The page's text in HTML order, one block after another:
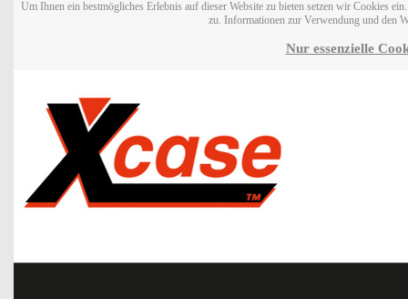
Um Ihnen ein bestmögliches Erlebnis auf dieser Website zu bieten setzen wir Cookies
zu. Informationen zur Verwendung und den
Nur essenzielle